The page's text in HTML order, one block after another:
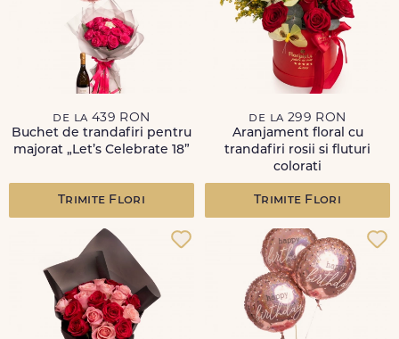
de la 439 RON
Buchet de trandafiri pentru
majorat „Let’s Celebrate 18”
Trimite Flori
de la 299 RON
Aranjament floral cu
trandafiri rosii si fluturi
colorati
Trimite Flori